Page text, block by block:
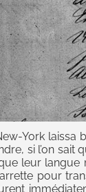
York laissa
si l’on sait
leur
pour